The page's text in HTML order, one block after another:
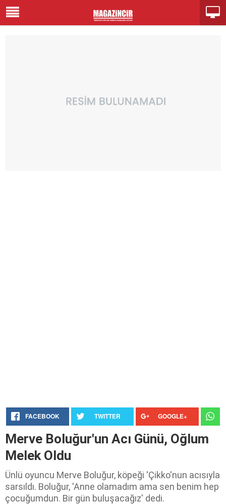
FACEBOOK TWITTER GOOGLE+
Merve Boluğur'un Acı Günü, Oğlum
Melek Oldu
Ünlü oyuncu Merve Boluğur, köpeği 'Çikko'nun acısıyla
sarsıldı. Boluğur, 'Anne olamadım ama sen benim hep
çocuğumdun. Bir gün buluşacağız' dedi.